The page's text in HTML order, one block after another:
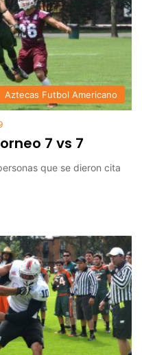
Aztecas Futbol Americano
7 vs 7
que se dieron cita